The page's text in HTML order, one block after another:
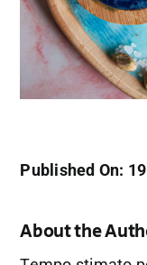
Published On:
About the